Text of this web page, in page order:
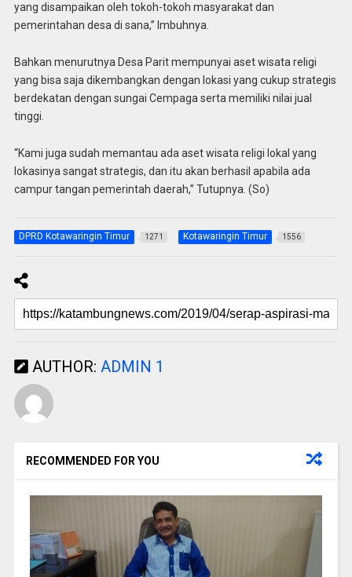
yang disampaikan oleh tokoh-tokoh masyarakat dan
pemerintahan desa di sana,” Imbuhnya.
Bahkan menurutnya Desa Parit mempunyai aset wisata religi
yang bisa saja dikembangkan dengan lokasi yang cukup strategis
berdekatan dengan sungai Cempaga serta memiliki nilai jual
tinggi.
“Kami juga sudah memantau ada aset wisata religi lokal yang
lokasinya sangat strategis, dan itu akan berhasil apabila ada
campur tangan pemerintah daerah,” Tutupnya. (So)
DPRD Kotawaringin Timur 1271 Kotawaringin Timur 1556
AUTHOR: ADMIN 1
RECOMMENDED FOR YOU